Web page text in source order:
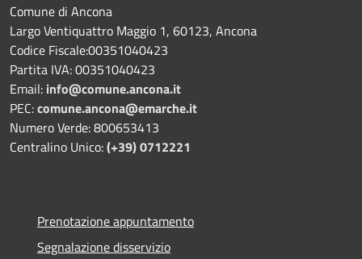
Comune di Ancona
Largo Ventiquattro Maggio 1, 60123, Ancona
Codice Fiscale:00351040423
Partita IVA: 00351040423
Email: info@comune.ancona.it
PEC:comune.ancona@emarche.it
Numero Verde: 800653413
Centralino Unico:(+39) 0712221
Prenotazione appuntamento
Segnalazione disservizio